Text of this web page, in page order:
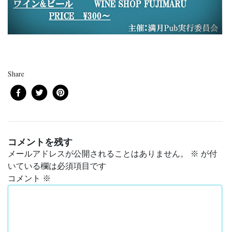
Share
コメントを残す
メールアドレスが公開されることはありません。 ※ が付
いている欄は必須項目です
コメント ※